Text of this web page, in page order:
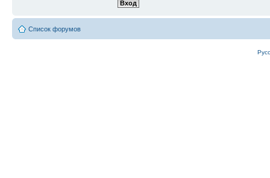
Список форумов